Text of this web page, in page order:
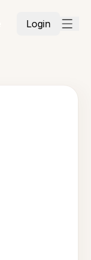
Login